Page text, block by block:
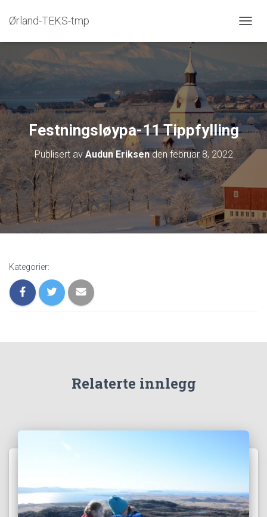
Ørland-TEKS-tmp
I
J
U
L
N
A
V
A
J
O
N
Festningsløypa-11 Tippfylling
Publisert av Audun Eriksendenfebruar 8, 2022
Kategorier:
Relaterte innlegg